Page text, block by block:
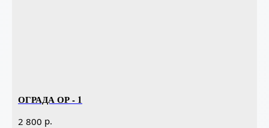
ОГРАДА ОР - 1
2 800 р.